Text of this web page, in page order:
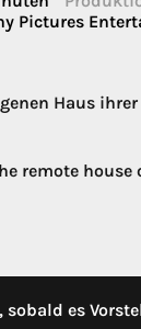
Pictures
Haus
remote house
es